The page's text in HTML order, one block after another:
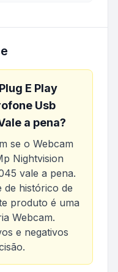
E Play
Usb
a pena?
se o Webcam
Nightvision
vale a pena.
de histórico de
produto é uma
Webcam.
e negativos